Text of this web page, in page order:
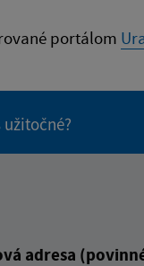
portálom
adresa